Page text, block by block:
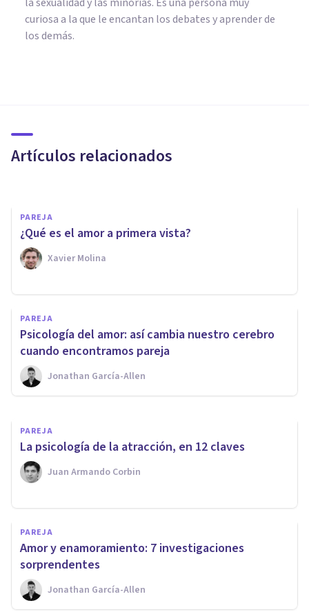
curiosa a la que le encantan los debates y aprender de
los demás.
Artículos relacionados
Romántico?
PAREJA
¿Qué es el amor a primera vista?
Xavier Molina
PAREJA
​Psicología del amor: así cambia nuestro cerebro
cuando encontramos pareja
Jonathan García-Allen
Enamoramiento en la
adolescencia: características y
problemas asociados
Nahum Montagud Rubio
PAREJA
​La psicología de la atracción, en 12 claves
Juan Armando Corbin
PAREJA
Amor y enamoramiento: 7 investigaciones
sorprendentes
Jonathan García-Allen